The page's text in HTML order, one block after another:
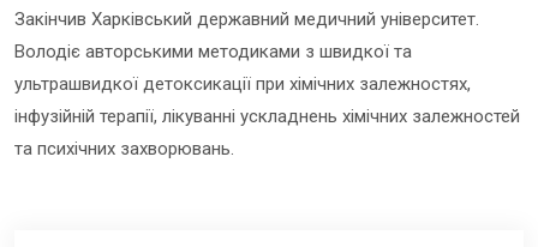
Закінчив Харківський державний медичний університет.
Володіє авторськими методиками з швидкої та
ультрашвидкої детоксикації при хімічних залежностях,
інфузійній терапії, лікуванні ускладнень хімічних залежностей
та психічних захворювань.